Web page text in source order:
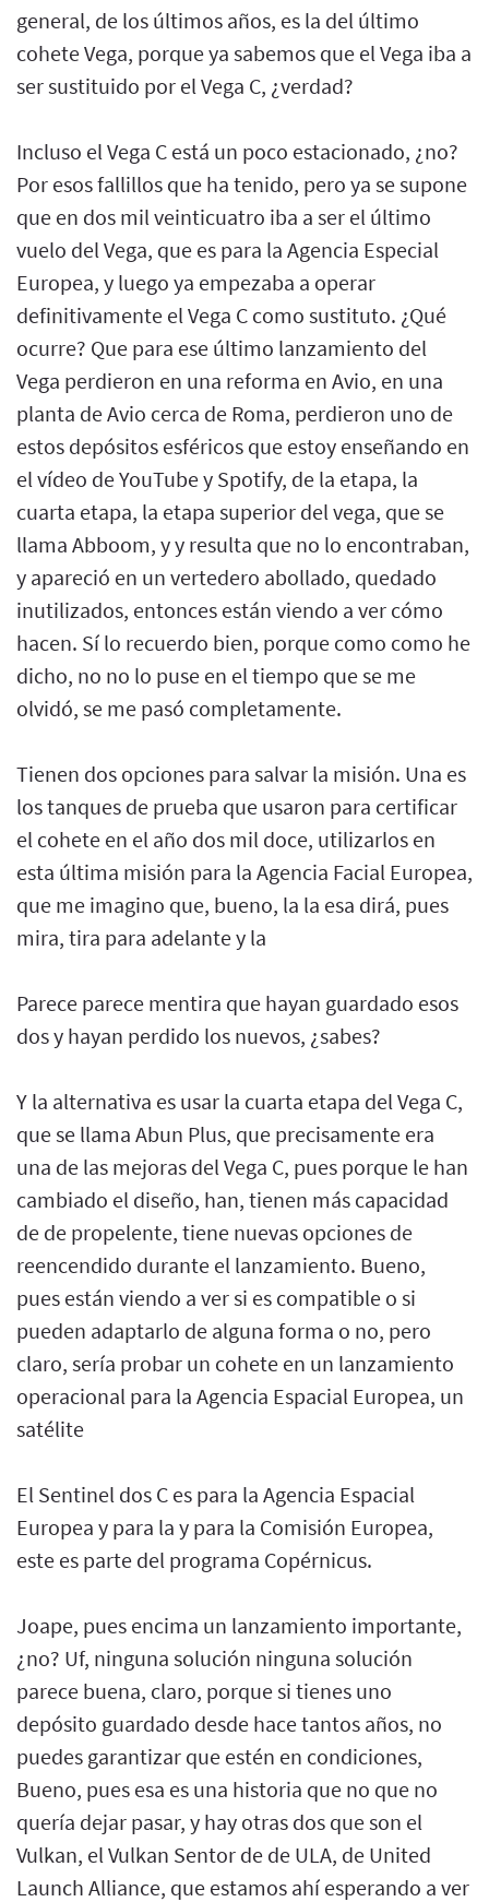
general, de los últimos años, es la del último
cohete Vega, porque ya sabemos que el Vega iba a
ser sustituido por el Vega C, ¿verdad?
Incluso el Vega C está un poco estacionado, ¿no?
Por esos fallillos que ha tenido, pero ya se supone
que en dos mil veinticuatro iba a ser el último
vuelo del Vega, que es para la Agencia Especial
Europea, y luego ya empezaba a operar
definitivamente el Vega C como sustituto. ¿Qué
ocurre? Que para ese último lanzamiento del
Vega perdieron en una reforma en Avio, en una
planta de Avio cerca de Roma, perdieron uno de
estos depósitos esféricos que estoy enseñando en
el vídeo de YouTube y Spotify, de la etapa, la
cuarta etapa, la etapa superior del vega, que se
llama Abboom, y y resulta que no lo encontraban,
y apareció en un vertedero abollado, quedado
inutilizados, entonces están viendo a ver cómo
hacen. Sí lo recuerdo bien, porque como como he
dicho, no no lo puse en el tiempo que se me
olvidó, se me pasó completamente.
Tienen dos opciones para salvar la misión. Una es
los tanques de prueba que usaron para certificar
el cohete en el año dos mil doce, utilizarlos en
esta última misión para la Agencia Facial Europea,
que me imagino que, bueno, la la esa dirá, pues
mira, tira para adelante y la
Parece parece mentira que hayan guardado esos
dos y hayan perdido los nuevos, ¿sabes?
Y la alternativa es usar la cuarta etapa del Vega C,
que se llama Abun Plus, que precisamente era
una de las mejoras del Vega C, pues porque le han
cambiado el diseño, han, tienen más capacidad
de de propelente, tiene nuevas opciones de
reencendido durante el lanzamiento. Bueno,
pues están viendo a ver si es compatible o si
pueden adaptarlo de alguna forma o no, pero
claro, sería probar un cohete en un lanzamiento
operacional para la Agencia Espacial Europea, un
satélite
El Sentinel dos C es para la Agencia Espacial
Europea y para la y para la Comisión Europea,
este es parte del programa Copérnicus.
Joape, pues encima un lanzamiento importante,
¿no? Uf, ninguna solución ninguna solución
parece buena, claro, porque si tienes uno
depósito guardado desde hace tantos años, no
puedes garantizar que estén en condiciones,
Bueno, pues esa es una historia que no que no
quería dejar pasar, y hay otras dos que son el
Vulkan, el Vulkan Sentor de de ULA, de United
Launch Alliance, que estamos ahí esperando a ver